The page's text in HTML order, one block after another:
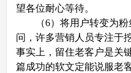
望各位耐心等待。
（6）将用户转变为粉
问，许多营销人员专注于
事实上，留住老客户是关
篇成功的软文定能说服老